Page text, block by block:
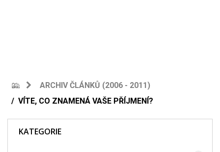
ARCHIV ČLÁNKŮ (2006 - 2011)
VÍTE, CO ZNAMENÁ VAŠE PŘÍJMENÍ?
KATEGORIE